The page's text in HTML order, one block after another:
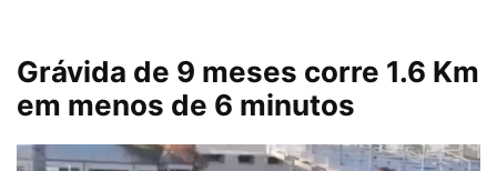
Grávida de 9 meses corre 1.6 Km
em menos de 6 minutos